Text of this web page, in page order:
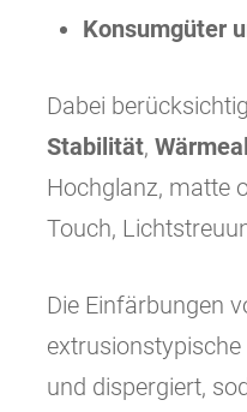
Konsumgüter
Dabei
Stabilität,
Hochglanz, matte
Touch,
Die Einfärbungen
und dispergiert,